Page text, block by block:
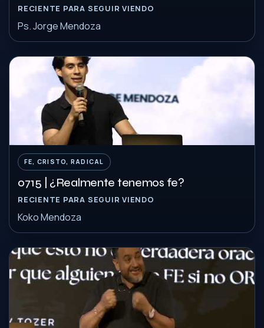
RECIENTE PARA SEGUIR VIENDO
Ps. Jorge Mendoza
FE, CRISTO, RADICAL
0715 | ¿Realmente tenemos fe?
RECIENTE PARA SEGUIR VIENDO
Koko Mendoza